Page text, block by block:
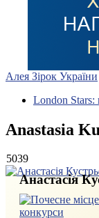
Алея Зірок України
London Stars:
Anastasia
5039
Анастасія